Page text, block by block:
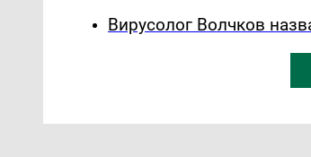
Вирусолог Волчков